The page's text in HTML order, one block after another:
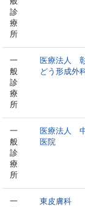
診
療
所
一
般
診
療
所
医療法人
どう形成外
一
般
診
療
所
医療法人
医院
一
東皮膚科